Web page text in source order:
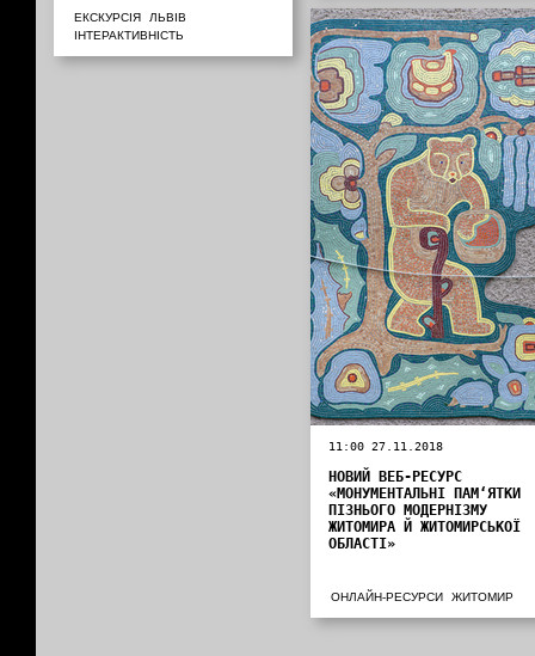
ЕКСКУРСІЯ
ЛЬВІВ
ІНТЕРАКТИВНІСТЬ
11:00 27.11.2018
НОВИЙ ВЕБ-РЕСУРС
«МОНУМЕНТАЛЬНІ ПАМ‘ЯТКИ
ПІЗНЬОГО МОДЕРНІЗМУ
ЖИТОМИРА Й ЖИТОМИРСЬКОЇ
ОБЛАСТІ»
ОНЛАЙН-РЕСУРСИ ЖИТОМИР